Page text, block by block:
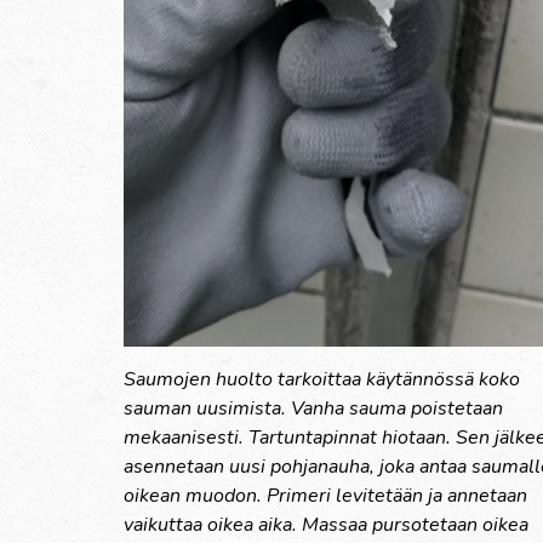
Saumojen huolto tarkoittaa käytännössä koko
sauman uusimista. Vanha sauma poistetaan
mekaanisesti. Tartuntapinnat hiotaan. Sen
asennetaan uusi pohjanauha, joka antaa
oikean muodon. Primeri levitetään ja annetaan
vaikuttaa oikea aika. Massaa pursotetaan oikea